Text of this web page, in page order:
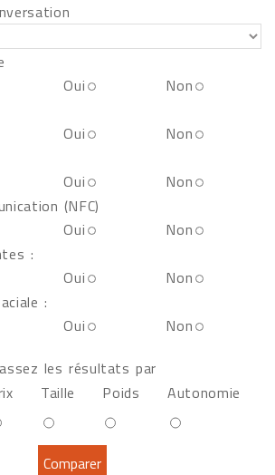
Oui
Non
Oui
Non
Oui
Non
(NFC)
Oui
Non
:
Oui
Non
:
Oui
Non
les résultats par
Taille Poids Autonomie